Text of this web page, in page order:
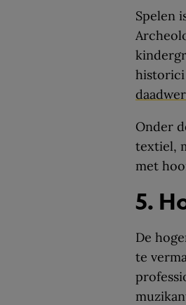
Spelen
historici
Onder
textiel,
met
5.
De
te